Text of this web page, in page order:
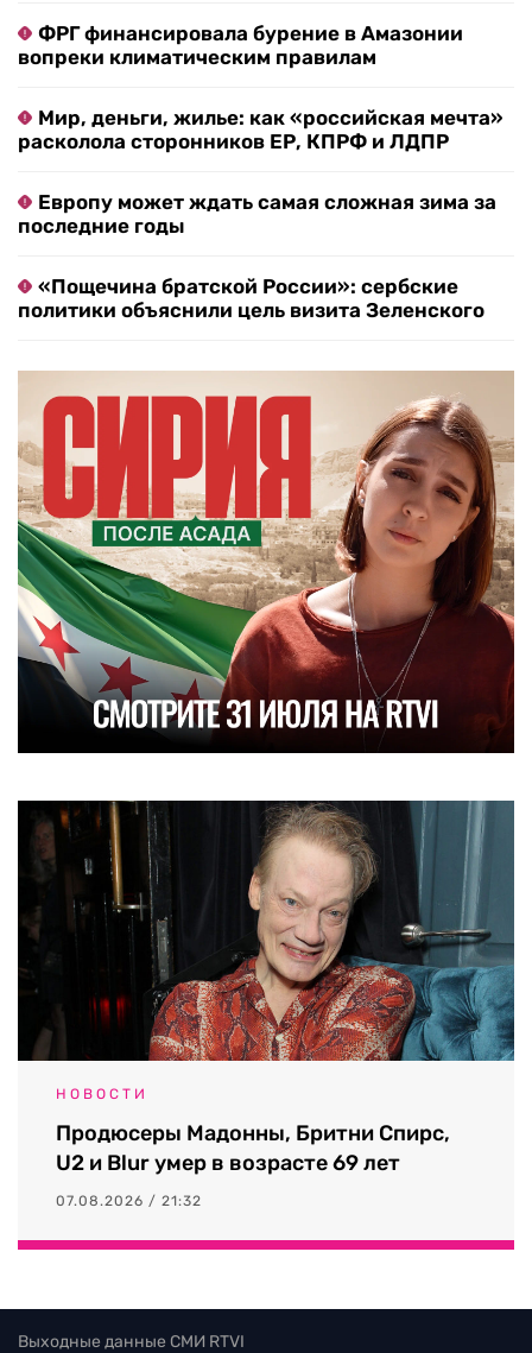
ФРГ финансировала бурение в Амазонии
вопреки климатическим правилам
Мир, деньги, жилье: как «российская мечта»
расколола сторонников ЕР, КПРФ и ЛДПР
Европу может ждать самая сложная зима за
последние годы
«Пощечина братской России»: сербские
политики объяснили цель визита Зеленского
НОВОСТИ
Продюсеры Мадонны, Бритни Спирс,
U2 и Blur умер в возрасте 69 лет
07.08.2026 / 21:32
Выходные данные СМИ RTVI